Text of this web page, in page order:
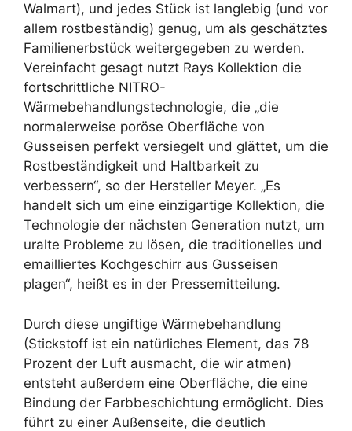
Walmart), und jedes Stück ist langlebig (und vor
allem rostbeständig) genug, um als geschätztes
Familienerbstück weitergegeben zu werden.
Vereinfacht gesagt nutzt Rays Kollektion die
fortschrittliche NITRO-
Wärmebehandlungstechnologie, die „die
normalerweise poröse Oberfläche von
Gusseisen perfekt versiegelt und glättet, um die
Rostbeständigkeit und Haltbarkeit zu
verbessern“, so der Hersteller Meyer. „Es
handelt sich um eine einzigartige Kollektion, die
Technologie der nächsten Generation nutzt, um
uralte Probleme zu lösen, die traditionelles und
emailliertes Kochgeschirr aus Gusseisen
plagen“, heißt es in der Pressemitteilung.
Durch diese ungiftige Wärmebehandlung
(Stickstoff ist ein natürliches Element, das 78
Prozent der Luft ausmacht, die wir atmen)
entsteht außerdem eine Oberfläche, die eine
Bindung der Farbbeschichtung ermöglicht. Dies
führt zu einer Außenseite, die deutlich